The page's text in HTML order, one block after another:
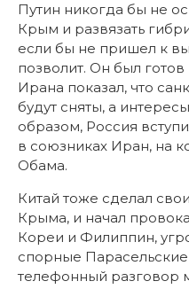
Путин никогда бы не
Крым и развязать
если бы не пришел к
позволит. Он был
Ирана показал, что
будут сняты, а
образом, Россия
в союзниках Иран, на
Обама.
Китай тоже сделал
Крыма, и начал
Кореи и Филиппин,
спорные
телефонный разговор